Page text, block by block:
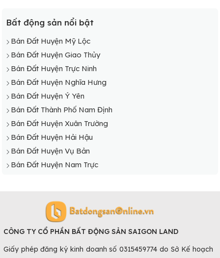
Bán Đất Xã Hải Triều
Bán Đất Xã Hải Trung
Bán Đất Xã Hải Vân
Bán Đất Xã Hải Xuân
Bất động sản nổi bật
Bán Đất Huyện Mỹ Lộc
Bán Đất Huyện Giao Thủy
Bán Đất Huyện Trực Ninh
Bán Đất Huyện Nghĩa Hưng
Bán Đất Huyện Ý Yên
Bán Đất Thành Phố Nam Định
Bán Đất Huyện Xuân Trường
Bán Đất Huyện Hải Hậu
Bán Đất Huyện Vụ Bản
Bán Đất Huyện Nam Trực
CÔNG TY CỔ PHẦN BẤT ĐỘNG SẢN SAIGON LAND
Giấy phép đăng ký kinh doanh số 0315459774 do Sở Kế hoạch